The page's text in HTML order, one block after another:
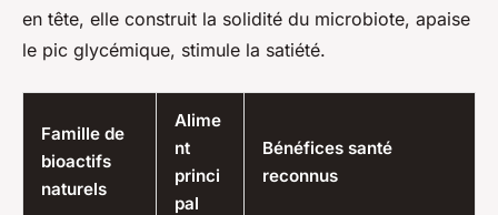
en tête, elle construit la solidité du microbiote, apaise
le pic glycémique, stimule la satiété.
Famille de
bioactifs
naturels
Alime
nt
princi
pal
Bénéfices santé
reconnus